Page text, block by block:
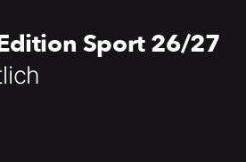
Sport 26/27